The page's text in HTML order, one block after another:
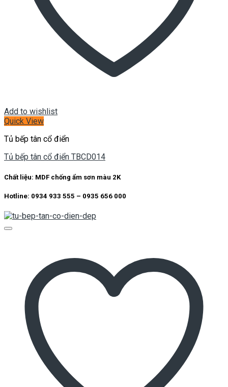
Add to wishlist
Quick View
Tủ bếp tân cổ điển
Tủ bếp tân cổ điển TBCD014
Chất liệu: MDF chống ẩm sơn màu 2K
Hotline: 0934 933 555 – 0935 656 000